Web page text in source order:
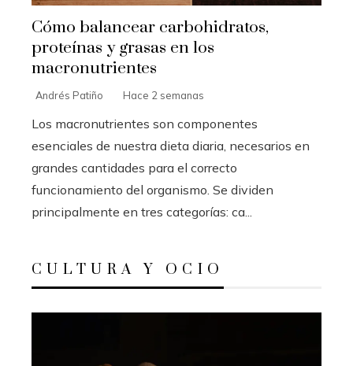
Cómo balancear carbohidratos,
proteínas y grasas en los
macronutrientes
Andrés Patiño Hace 2 semanas
Los macronutrientes son componentes
esenciales de nuestra dieta diaria, necesarios en
grandes cantidades para el correcto
funcionamiento del organismo. Se dividen
principalmente en tres categorías: ca...
CULTURA Y OCIO